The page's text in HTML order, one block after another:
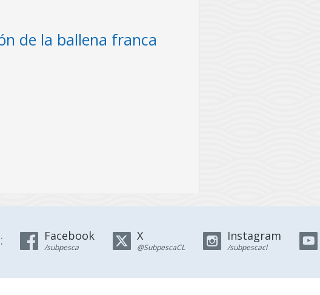
de la ballena franca
el
Facebook
/subpesca
X
@SubpescaCL
Instagram
/subpescacl